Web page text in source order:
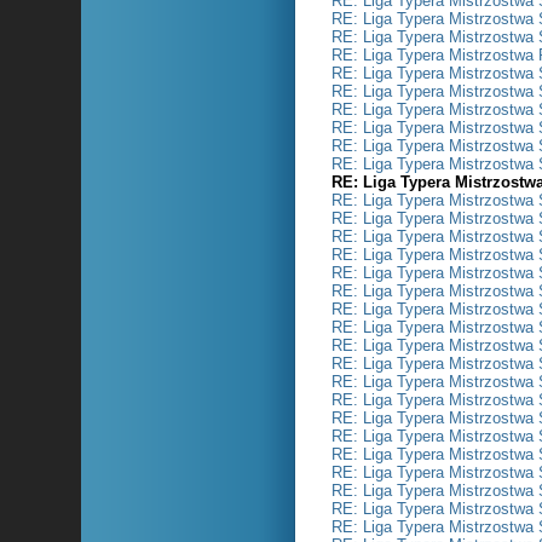
RE: Liga Typera Mistrzostwa
RE: Liga Typera Mistrzostwa
RE: Liga Typera Mistrzostwa
RE: Liga Typera Mistrzostwa
RE: Liga Typera Mistrzostwa
RE: Liga Typera Mistrzostwa
RE: Liga Typera Mistrzostwa
RE: Liga Typera Mistrzostwa
RE: Liga Typera Mistrzostwa
RE: Liga Typera
RE: Liga Typera Mistrzostwa
RE: Liga Typera Mistrzostwa
RE: Liga Typera Mistrzostwa
RE: Liga Typera Mistrzostwa
RE: Liga Typera Mistrzostwa
RE: Liga Typera Mistrzostwa
RE: Liga Typera Mistrzostwa
RE: Liga Typera Mistrzostwa
RE: Liga Typera Mistrzostwa
RE: Liga Typera Mistrzostwa
RE: Liga Typera Mistrzostwa
RE: Liga Typera Mistrzostwa
RE: Liga Typera Mistrzostwa
RE: Liga Typera Mistrzostwa
RE: Liga Typera Mistrzostwa
RE: Liga Typera Mistrzostwa
RE: Liga Typera Mistrzostwa
RE: Liga Typera Mistrzostwa
RE: Liga Typera Mistrzostwa